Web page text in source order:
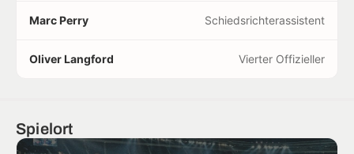
Marc Perry Schiedsrichterassistent
Oliver Langford Vierter Offizieller
Spielort